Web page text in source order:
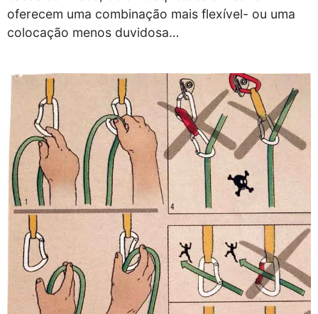
oferecem uma combinação mais flexível- ou uma
colocação menos duvidosa…